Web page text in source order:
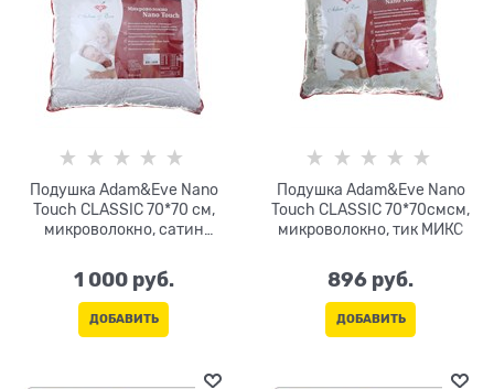
Подушка Adam&Eve Nano
Touch CLASSIC 70*70 см,
микроволокно, сатин
1 000 руб.
ДОБАВИТЬ
Подушка Adam&Eve Nano
Touch CLASSIC 70*70смсм,
микроволокно, тик МИКС
896 руб.
ДОБАВИТЬ